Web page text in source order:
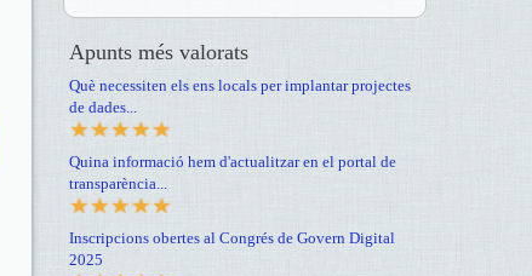
Apunts més valorats
Què necessiten els ens locals per implantar projectes
de dades...
Quina informació hem d'actualitzar en el portal de
transparència...
Inscripcions obertes al Congrés de Govern Digital
2025